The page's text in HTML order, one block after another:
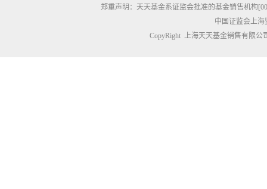
郑重声明： 天天基金系证监会批准的基金销售机构
中国证监会上
CopyRight 上海天天基金销售有限